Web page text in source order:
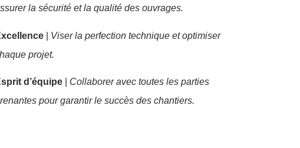
la sécurité et la qualité des ouvrages.
Viser la perfection technique et optimiser
projet.
d’équipe
Collaborer avec toutes les parties
pour garantir le succès des chantiers.